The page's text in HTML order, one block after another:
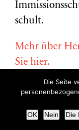
schult.
Mehr über
Sie hier.
Die Seite
OK
Nein Die